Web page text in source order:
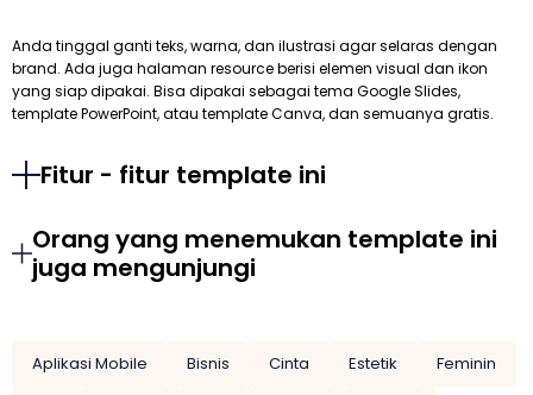
Anda tinggal ganti teks, warna, dan ilustrasi agar selaras dengan
brand. Ada juga halaman resource berisi elemen visual dan ikon
yang siap dipakai. Bisa dipakai sebagai tema Google Slides,
template PowerPoint, atau template Canva, dan semuanya gratis.
Fitur - fitur template ini
Orang yang menemukan template ini
juga mengunjungi
Aplikasi Mobile Bisnis Cinta Estetik
Feminin